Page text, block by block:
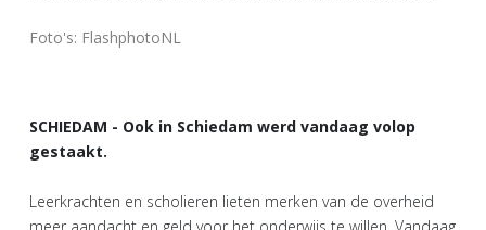
Foto's: FlashphotoNL
SCHIEDAM - Ook in Schiedam werd vandaag volop
gestaakt.
Leerkrachten en scholieren lieten merken van de overheid